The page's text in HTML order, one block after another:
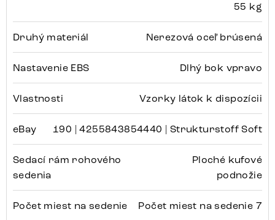
55 kg
Druhý materiál Nerezová oceľ brúsená
Nastavenie EBS Dlhý bok vpravo
Vlastnosti Vzorky látok k dispozícii
eBay 190 | 4255843854440 | Strukturstoff Soft
Sedací rám rohového
sedenia
Ploché kufové
podnožie
Počet miest na sedenie Počet miest na sedenie 7